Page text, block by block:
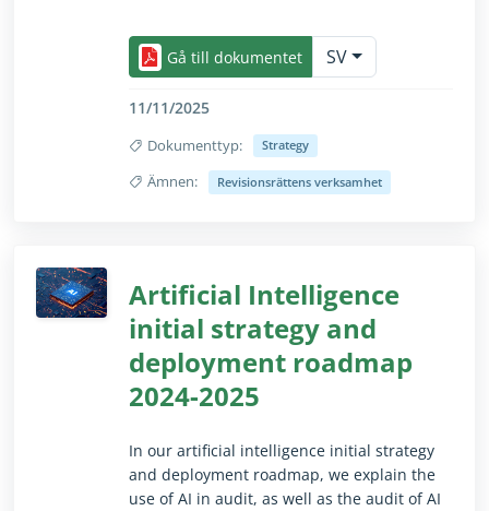
I strategin för 2026–2030 kommer vi att
använda våra styrkor, grundläggande
värderingar, vår vision och vårt uppdrag för
ändamålsenligt sätt och ta vara på nya ​
möjligheter.
Gå till dokumentet
SV
11/11/2025
Dokumenttyp: Strategy
Ämnen:
Dölj/visa texten i sin helhet endast för seende
Revisionsrättens verksamhet
Artificial Intelligence
initial strategy and
deployment roadmap
2024-2025
In our artificial intelligence initial strategy
and deployment roadmap, we explain the
use of AI in audit, as well as the audit of AI